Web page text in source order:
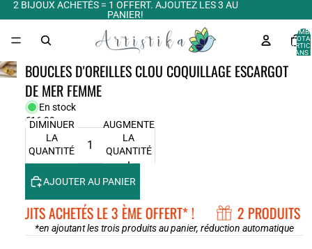
2 BIJOUX ACHETÉS = 1 OFFERT. AJOUTEZ LES 3 AU
PANIER!
DANS
BOUCLES D'OREILLES CLOU COQUILLAGE ESCARGOT
DE MER FEMME
En stock
€16,99
DIMINUER
LA
QUANTITÉ
AUGMENTER
LA
QUANTITÉ
AJOUTER AU PANIER
ACHETÉS LE 3 ÈME OFFERT* ! 2 PRODUITS
*en ajoutant les trois produits au panier, réduction automatique